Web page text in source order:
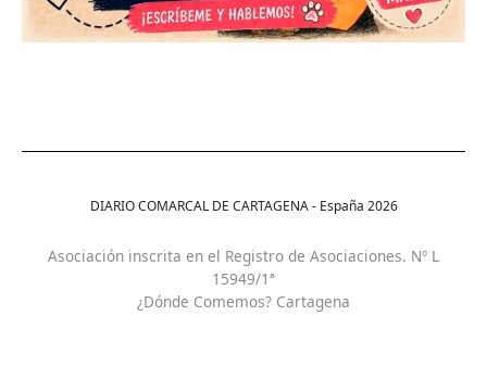
DIARIO COMARCAL DE CARTAGENA - España 2026
Asociación inscrita en el Registro de Asociaciones. Nº L
15949/1ª
¿Dónde Comemos? Cartagena